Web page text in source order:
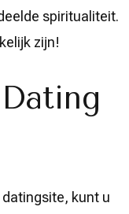
spiritualiteit.
zijn!
kunt u